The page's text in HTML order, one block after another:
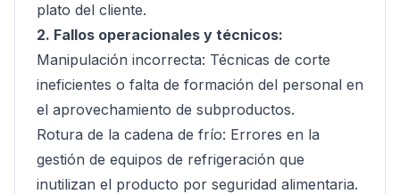
plato del cliente.
2. Fallos operacionales y técnicos:
Manipulación incorrecta: Técnicas de corte
ineficientes o falta de formación del personal en
el aprovechamiento de subproductos.
Rotura de la cadena de frío: Errores en la
gestión de equipos de refrigeración que
inutilizan el producto por seguridad alimentaria.